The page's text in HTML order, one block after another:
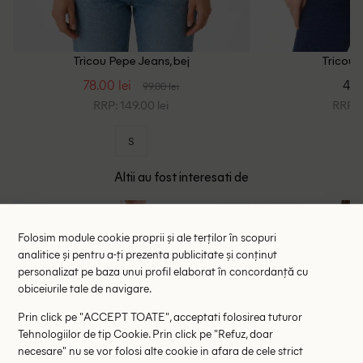
Tricou Pepe Jeans, bej
78.00 lei 99.00 lei
RRP: 149.00 lei
S
Tricou
RRP:
Altii au fost interesati de
Folosim module cookie proprii și ale terților în scopuri
analitice și pentru a-ți prezenta publicitate și conținut
personalizat pe baza unui profil elaborat în concordanță cu
obiceiurile tale de navigare.
Prin click pe "ACCEPT TOATE", acceptati folosirea tuturor
Tehnologiilor de tip Cookie. Prin click pe "Refuz, doar
necesare" nu se vor folosi alte cookie in afara de cele strict